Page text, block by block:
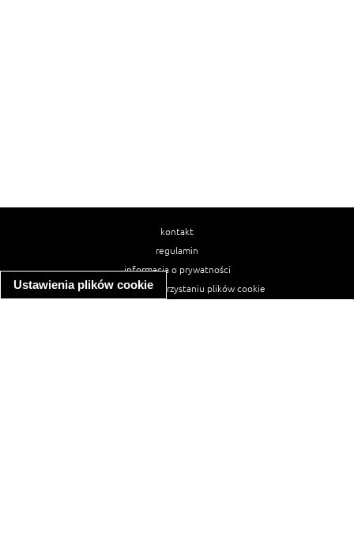
Ustawienia plików cookie
kontakt
regulamin
informacja o prywatności
informacja o wykorzystaniu plików cookie